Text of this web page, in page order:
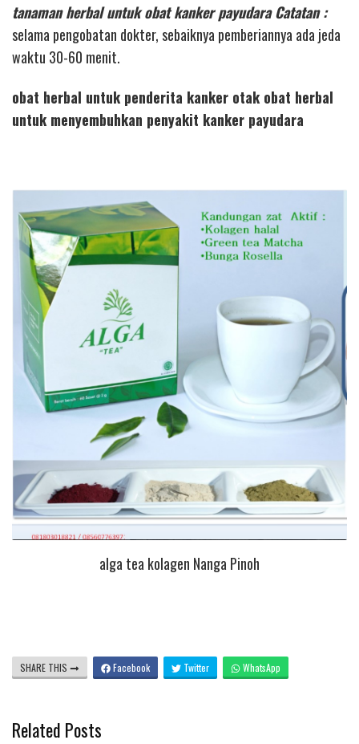
tanaman herbal untuk obat kanker payudara Catatan :
selama pengobatan dokter, sebaiknya pemberiannya ada jeda
waktu 30-60 menit.
obat herbal untuk penderita kanker otak obat herbal
untuk menyembuhkan penyakit kanker payudara
alga tea kolagen Nanga Pinoh
SHARE THIS Facebook Twitter WhatsApp
Related Posts